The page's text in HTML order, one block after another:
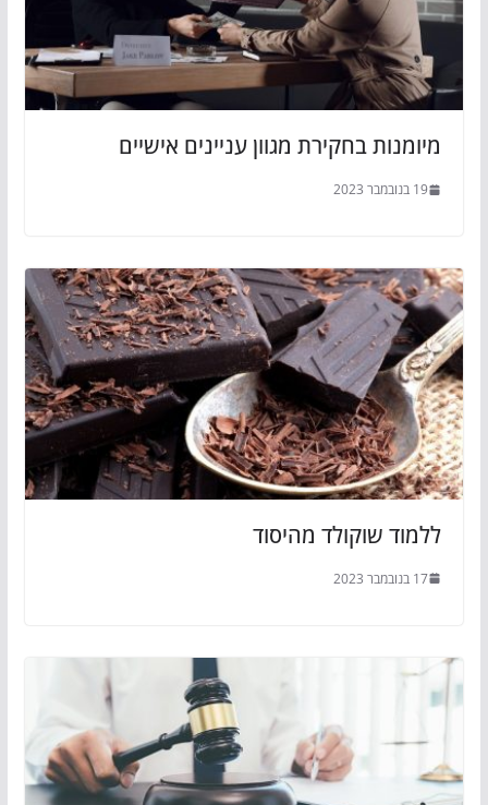
מיומנות בחקירת מגוון עניינים אישיים
19 בנובמבר 2023
ללמוד שוקולד מהיסוד
17 בנובמבר 2023